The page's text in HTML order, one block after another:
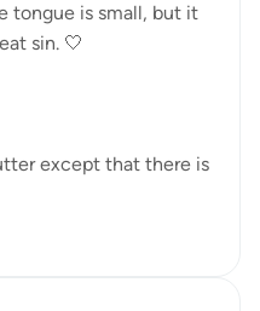
tongue is small, but it
sin. 🤍
except that there is